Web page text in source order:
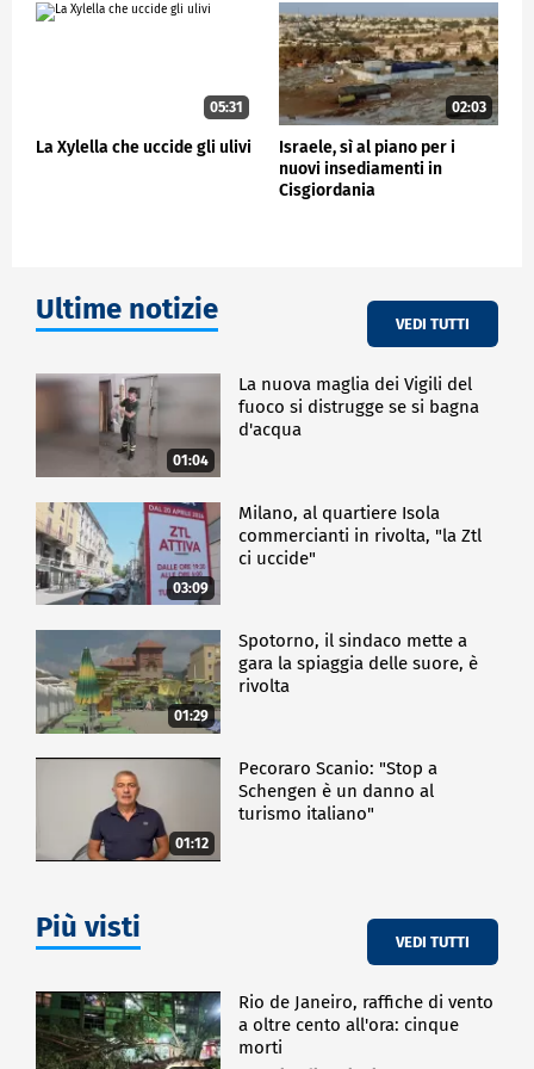
05:31
La Xylella che uccide gli ulivi
02:03
Israele, sì al piano per i
nuovi insediamenti in
Cisgiordania
Ultime notizie VEDI TUTTI
01:04
La nuova maglia dei Vigili del
fuoco si distrugge se si bagna
d'acqua
03:09
Milano, al quartiere Isola
commercianti in rivolta, "la Ztl
ci uccide"
01:29
Spotorno, il sindaco mette a
gara la spiaggia delle suore, è
rivolta
01:12
Pecoraro Scanio: "Stop a
Schengen è un danno al
turismo italiano"
Più visti VEDI TUTTI
Rio de Janeiro, raffiche di vento
a oltre cento all'ora: cinque
morti